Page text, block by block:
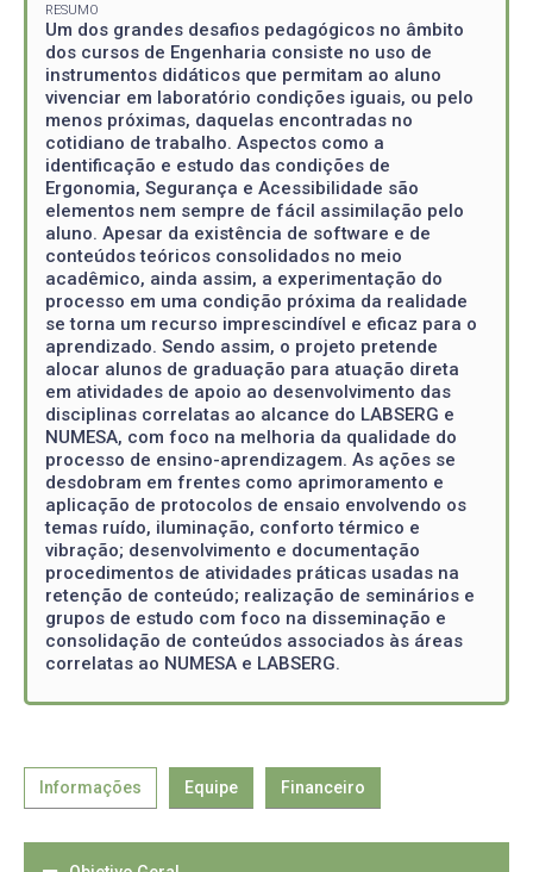
RESUMO
Um dos grandes desafios pedagógicos no âmbito
dos cursos de Engenharia consiste no uso de
instrumentos didáticos que permitam ao aluno
vivenciar em laboratório condições iguais, ou pelo
menos próximas, daquelas encontradas no
cotidiano de trabalho. Aspectos como a
identificação e estudo das condições de
Ergonomia, Segurança e Acessibilidade são
elementos nem sempre de fácil assimilação pelo
aluno. Apesar da existência de software e de
conteúdos teóricos consolidados no meio
acadêmico, ainda assim, a experimentação do
processo em uma condição próxima da realidade
se torna um recurso imprescindível e eficaz para o
aprendizado. Sendo assim, o projeto pretende
alocar alunos de graduação para atuação direta
em atividades de apoio ao desenvolvimento das
disciplinas correlatas ao alcance do LABSERG e
NUMESA, com foco na melhoria da qualidade do
processo de ensino-aprendizagem. As ações se
desdobram em frentes como aprimoramento e
aplicação de protocolos de ensaio envolvendo os
temas ruído, iluminação, conforto térmico e
vibração; desenvolvimento e documentação
procedimentos de atividades práticas usadas na
retenção de conteúdo; realização de seminários e
grupos de estudo com foco na disseminação e
consolidação de conteúdos associados às áreas
correlatas ao NUMESA e LABSERG.
Informações Equipe Financeiro